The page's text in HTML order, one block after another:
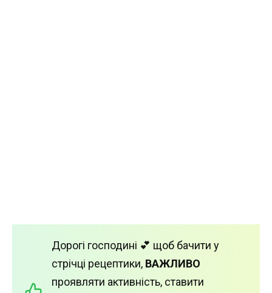
Дорогі господині 💕 щоб бачити у
стрічці рецептики, ВАЖЛИВО
проявляти активність, ставити